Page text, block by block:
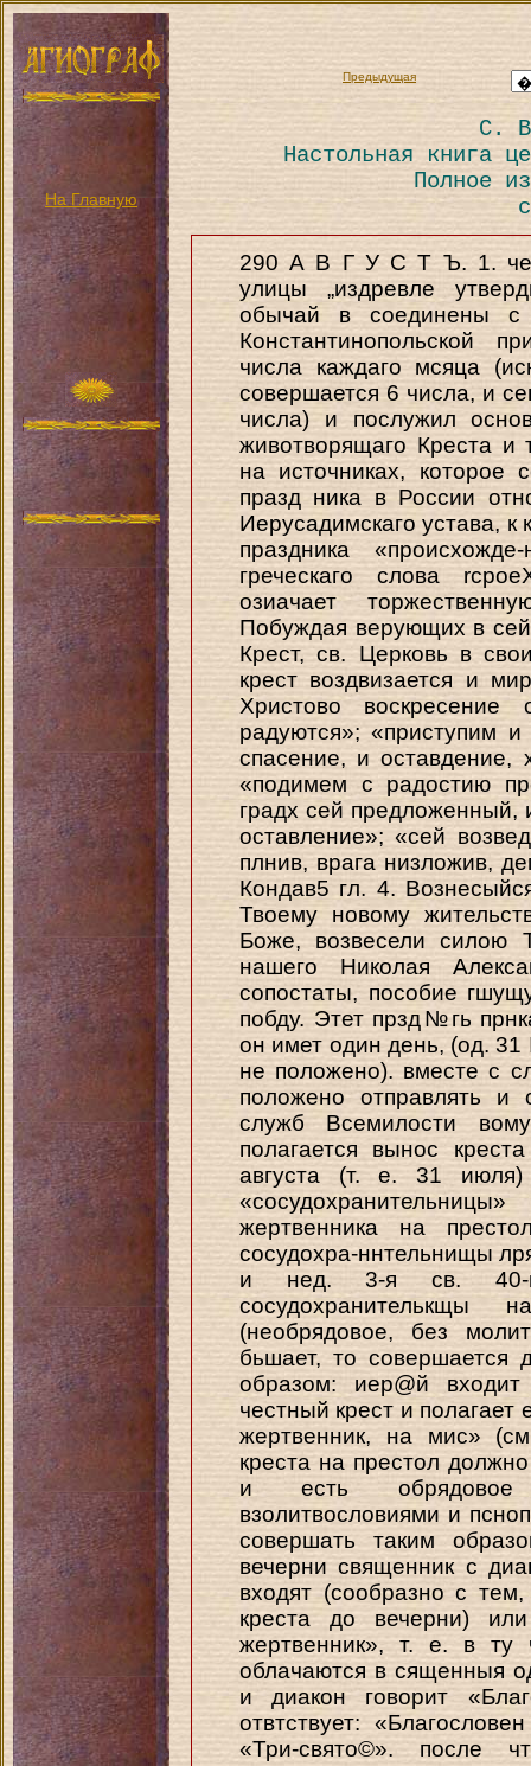
На Главную
Предыдущая
С.
Настольная книга
Полное
290 А В Г У С Т Ъ. 1.
улицы „издревле
обычай в соединены
Константинопольской
числа каждаго мсяца
совершается 6 числа, и
числа) и послужил
животворящаго Креста и
на источниках, которое
празд ника в России
Иерусадимскаго устава,
праздника
греческаго слова
озиачает
Побуждая верующих в
Крест, св. Церковь в
крест воздвизается и
Христово
радуются»; «приступим
спасение, и оставдение,
«подимем с радостию
градх сей предложенный,
оставление»; «сей
плнив, врага низложив,
Кондав5 гл. 4.
Твоему новому
Боже, возвесели силою
нашего Николая
сопостаты, пособие
побду. Этет прзд№гь
он имет один день, (од. 31
не положено). вместе с
положено отправлять
служб Всемилости
полагается вынос
августа (т. е. 31 июля)
жертвенника на
сосудохра-ннтельнищы
и нед. 3-я св. 40-
сосудохранителькщы
(необрядовое, без
бьшает, то
образом: иер@й входит
честный крест и полагает
жертвенник, на мис»
креста на престол
и есть обрядовое
взолитвословиями и
совершать таким
вечерни священник с
входят (сообразно с
креста до вечерни)
жертвенник», т. е. в ту
облачаются в сященныя
и диакон говорит
отвтствует:
«Три-свято©». после